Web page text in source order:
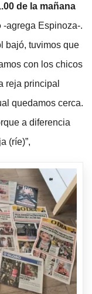
de la mañana
-agrega Espinoza-.
bajó, tuvimos que
con los chicos
reja principal
quedamos cerca.
a diferencia
(ríe)”,